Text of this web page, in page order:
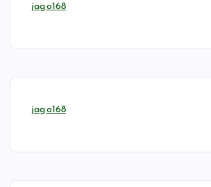
jago168
jago168